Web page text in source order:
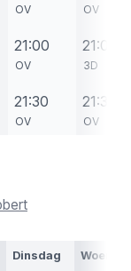
OV
21:00
OV
21:30
OV
OV
21:00
3D
21:30
OV
Dinsdag